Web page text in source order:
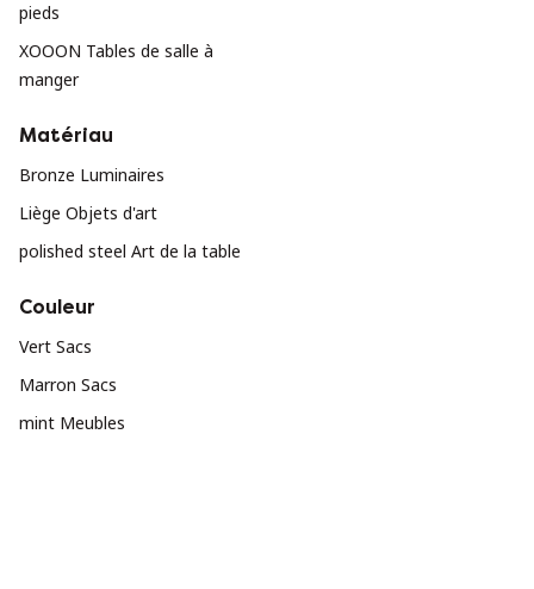
pieds
XOOON Tables de salle à
manger
Matériau
Bronze Luminaires
Liège Objets d'art
polished steel Art de la table
Couleur
Vert Sacs
Marron Sacs
mint Meubles